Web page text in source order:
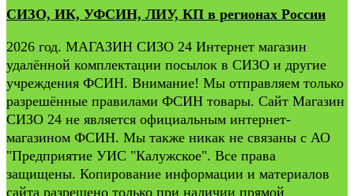
СИЗО, ИК, УФСИН, ЛИУ, КП в регионах России
2026 год. МАГАЗИН СИЗО 24 Интернет магазин
удалённой комплектации посылок в СИЗО и другие
учреждения ФСИН. Внимание! Мы отправляем только
разрешённые правилами ФСИН товары. Сайт Магазин
СИЗО 24 не является официальным интернет-
магазином ФСИН. Мы также никак не связаны с АО
"Предприятие УИС "Калужское". Все права
защищены. Копирование информации и материалов
сайта разрешено только при наличии прямой